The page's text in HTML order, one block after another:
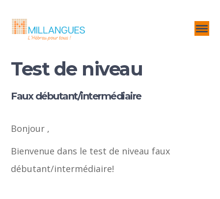
Test de niveau
Faux débutant/intermédiaire
Bonjour ,
Bienvenue dans le test de niveau faux
débutant/intermédiaire!